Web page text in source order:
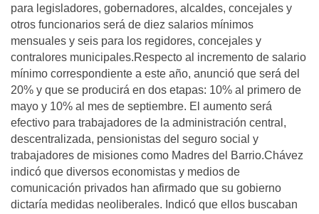
para legisladores, gobernadores, alcaldes, concejales y
otros funcionarios será de diez salarios mí­nimos
mensuales y seis para los regidores, concejales y
contralores municipales.Respecto al incremento de salario
mí­nimo correspondiente a este año, anunció que será del
20% y que se producirá en dos etapas: 10% al primero de
mayo y 10% al mes de septiembre. El aumento será
efectivo para trabajadores de la administración central,
descentralizada, pensionistas del seguro social y
trabajadores de misiones como Madres del Barrio.Chávez
indicó que diversos economistas y medios de
comunicación privados han afirmado que su gobierno
dictarí­a medidas neoliberales. Indicó que ellos buscaban